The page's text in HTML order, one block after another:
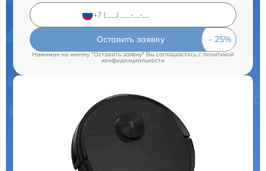
Оставить заявку
Нажимая на кнопку "Оставить заявку" Вы соглашаетесь cполитикой
конфиденциальности